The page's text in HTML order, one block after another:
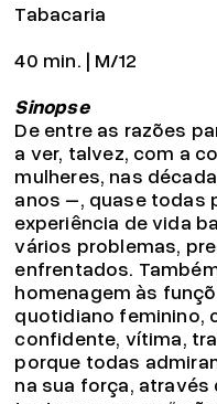
Tabacaria
40 min. | M/12
Sinopse
De entre as razões
a ver, talvez, com a
mulheres, nas
anos –, quase todas
experiência de vida
vários problemas,
enfrentados.
homenagem às
quotidiano feminino,
confidente, vítima,
porque todas
na sua força,